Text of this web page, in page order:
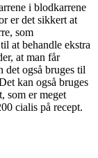
i blodkarrene
er det sikkert at
som
at behandle ekstra
at man får
det også bruges til
kan også bruges
som er meget
cialis på recept.